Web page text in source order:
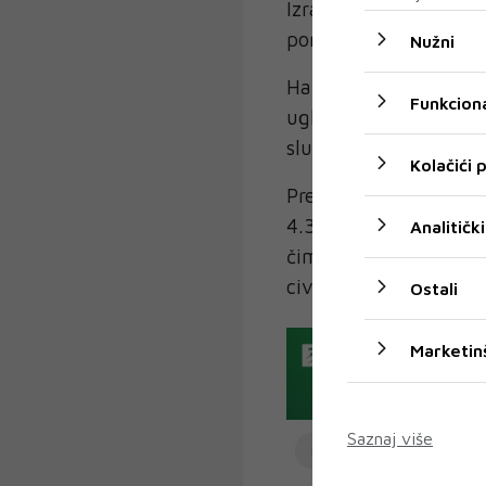
Izrael je pojačao
poražavanja
Hamasov neviđeni
uglavnom civila,
službenih podataka.
Prema ministarstvu
4.335 ljudi je ubijeno
čime je ukupan broj
civila, piše Fena.
IZRAEL Gaza
Nužni
Kolačići
Analitički
Ostali
Saznaj više